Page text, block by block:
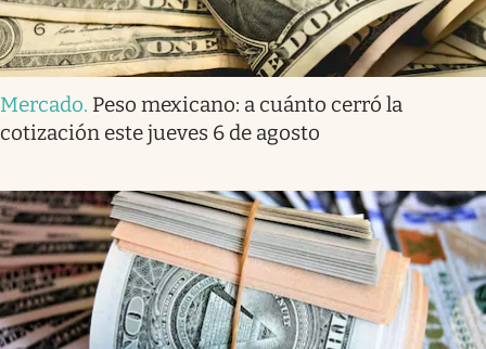
Mercado. Peso mexicano: a cuánto cerró la
cotización este jueves 6 de agosto